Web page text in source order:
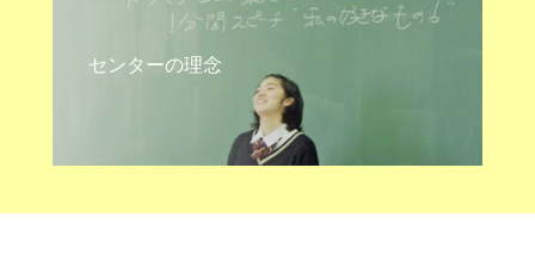
センターの理念